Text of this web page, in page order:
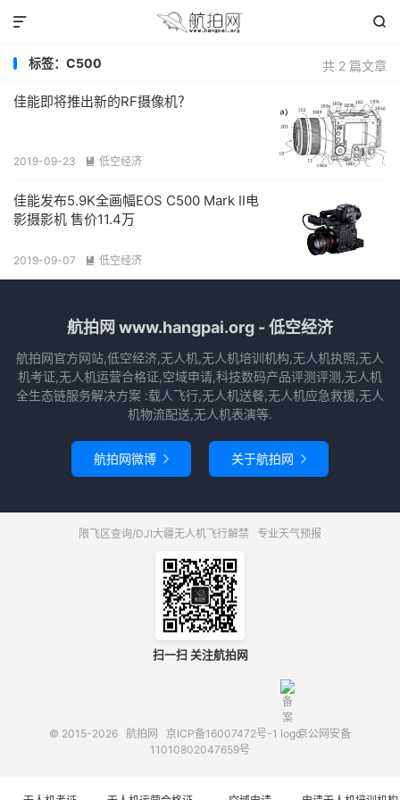


共 2 篇文章
标签：C500
佳能即将推出新的RF摄像机？
2019-09-23  低空经济
佳能发布5.9K全画幅EOS C500 Mark II电
影摄影机 售价11.4万
2019-09-07  低空经济
航拍网 www.hangpai.org - 低空经济
航拍网官方网站,低空经济,无人机,无人机培训机构,无人机执照,无人
机考证,无人机运营合格证,空域申请,科技数码产品评测评测,无人机
全生态链服务解决方案 :载人飞行,无人机送餐,无人机应急救援,无人
机物流配送,无人机表演等.
航拍网微博  关于航拍网 
限飞区查询/DJI大疆无人机飞行解禁 专业天气预报
扫一扫 关注航拍网
© 2015-2026 航拍网 京ICP备16007472号-1
京公网安备
11010802047659号